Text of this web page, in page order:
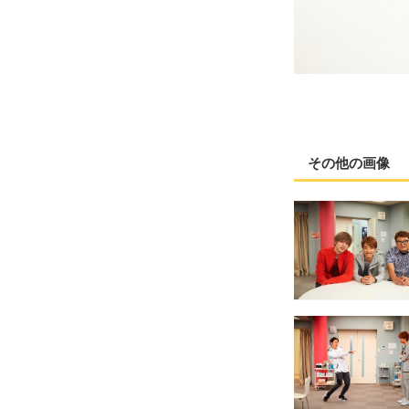
その他の画像